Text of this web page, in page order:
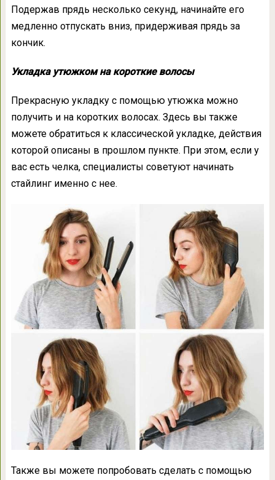
Подержав прядь несколько секунд, начинайте его
медленно отпускать вниз, придерживая прядь за
кончик.
Укладка утюжком на короткие волосы
Прекрасную укладку с помощью утюжка можно
получить и на коротких волосах. Здесь вы также
можете обратиться к классической укладке, действия
которой описаны в прошлом пункте. При этом, если у
вас есть челка, специалисты советуют начинать
стайлинг именно с нее.
Также вы можете попробовать сделать с помощью